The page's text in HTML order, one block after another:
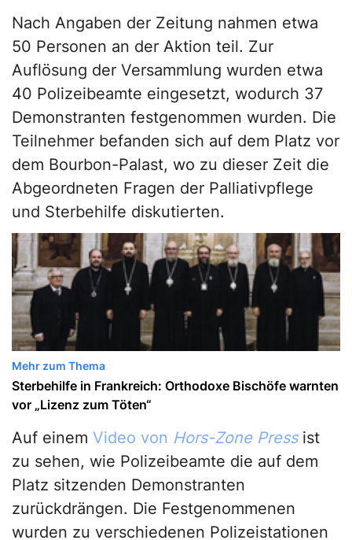
Nach Angaben der Zeitung nahmen etwa
50 Personen an der Aktion teil. Zur
Auflösung der Versammlung wurden etwa
40 Polizeibeamte eingesetzt, wodurch 37
Demonstranten festgenommen wurden. Die
Teilnehmer befanden sich auf dem Platz vor
dem Bourbon-Palast, wo zu dieser Zeit die
Abgeordneten Fragen der Palliativpflege
und Sterbehilfe diskutierten.
Mehr zum Thema
Sterbehilfe in Frankreich: Orthodoxe Bischöfe warnten
vor „Lizenz zum Töten“
Auf einem Video von Hors-Zone Pressist
zu sehen, wie Polizeibeamte die auf dem
Platz sitzenden Demonstranten
zurückdrängen. Die Festgenommenen
wurden zu verschiedenen Polizeistationen